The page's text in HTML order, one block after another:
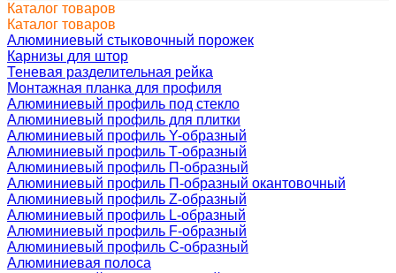
Каталог товаров
Каталог товаров
Алюминиевый стыковочный порожек
Карнизы для штор
Теневая разделительная рейка
Монтажная планка для профиля
Алюминиевый профиль под стекло
Алюминиевый профиль для плитки
Алюминиевый профиль Y-образный
Алюминиевый профиль Т-образный
Алюминиевый профиль П-образный
Алюминиевый профиль П-образный окантовочный
Алюминиевый профиль Z-образный
Алюминиевый профиль L-образный
Алюминиевый профиль F-образный
Алюминиевый профиль C-образный
Алюминиевая полоса